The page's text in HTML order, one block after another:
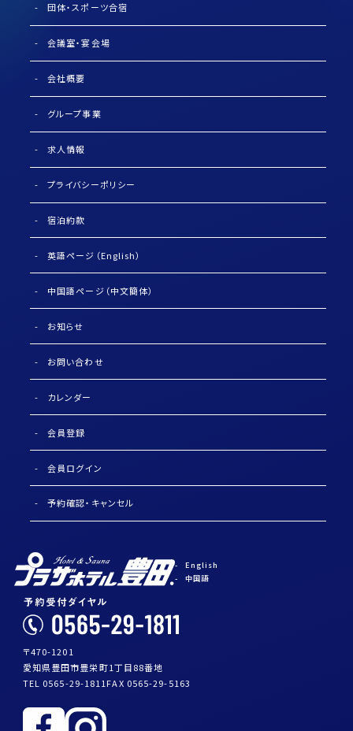
English
中国語
〒470-1201
愛知県豊田市豊栄町1丁目88番地
TEL 0565-29-1811 FAX 0565-29-5163
団体・スポーツ合宿
会議室・宴会場
会社概要
グループ事業
求人情報
プライバシーポリシー
宿泊約款
英語ページ（English）
中国語ページ（中文簡体）
お知らせ
お問い合わせ
カレンダー
会員登録
会員ログイン
予約確認・キャンセル